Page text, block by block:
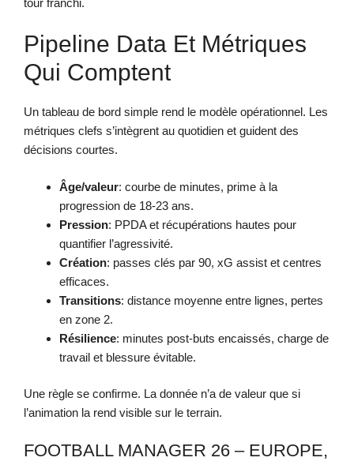
Pipeline Data Et Métriques
Qui Comptent
Un tableau de bord simple rend le modèle opérationnel. Les
métriques clefs s’intègrent au quotidien et guident des
décisions courtes.
Âge/valeur: courbe de minutes, prime à la
progression de 18-23 ans.
Pression: PPDA et récupérations hautes pour
quantifier l’agressivité.
Création: passes clés par 90, xG assist et centres
efficaces.
Transitions: distance moyenne entre lignes, pertes
en zone 2.
Résilience: minutes post-buts encaissés, charge de
travail et blessure évitable.
Une règle se confirme. La donnée n’a de valeur que si
l’animation la rend visible sur le terrain.
FOOTBALL MANAGER 26 – EUROPE,